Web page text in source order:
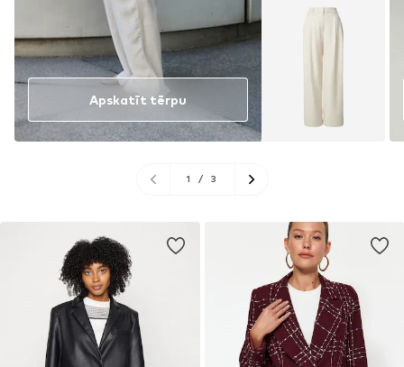
Apskatīt tērpu
1 / 3